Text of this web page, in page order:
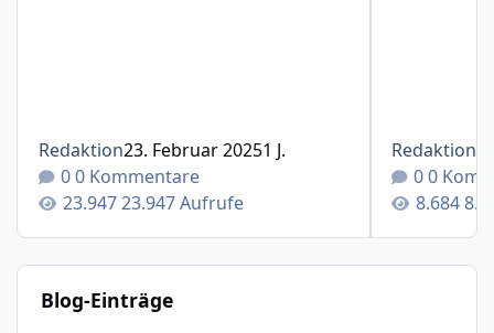
Redaktion23. Februar 20251 J.
0 Kommentare
23.947 Aufrufe
Redaktion
0
Blog-Einträge